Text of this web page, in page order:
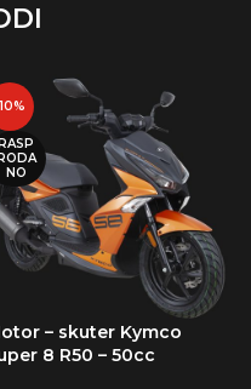
NO
– skuter Kymco
8 R50 – 50cc